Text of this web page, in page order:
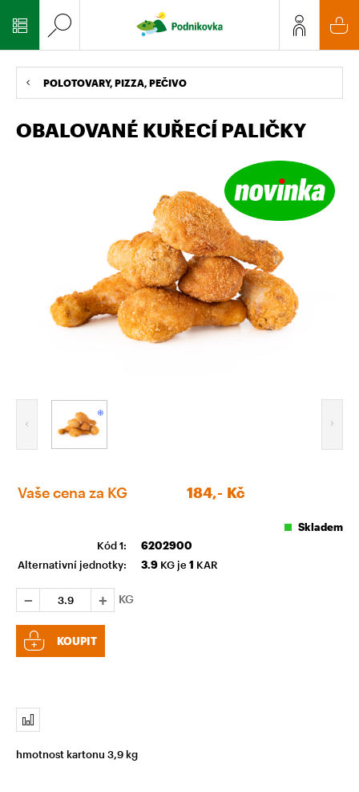
POLOTOVARY, PIZZA, PEČIVO
OBALOVANÉ KUŘECÍ PALIČKY
Vaše cena za KG 184,- Kč
Skladem
Kód 1:
6202900
Alternativní jednotky:
3.9 KG je 1 KAR
KG
KOUPIT
hmotnost kartonu 3,9 kg